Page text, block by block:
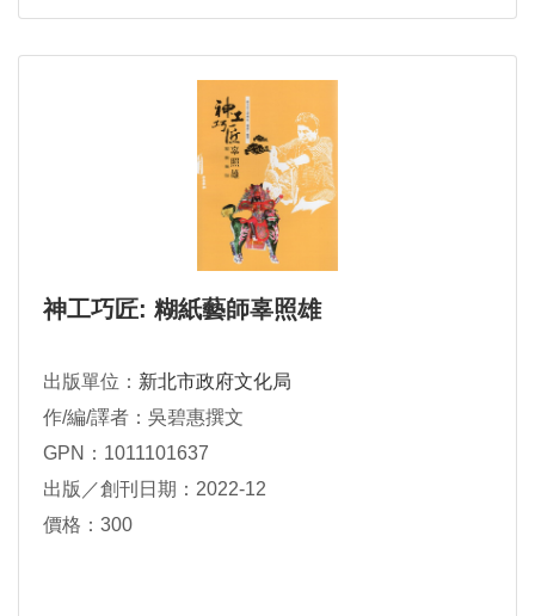
神工巧匠: 糊紙藝師辜照雄
出版單位： 新北市政府文化局
作/編/譯者：吳碧惠撰文
GPN：1011101637
出版／創刊日期：2022-12
價格：300